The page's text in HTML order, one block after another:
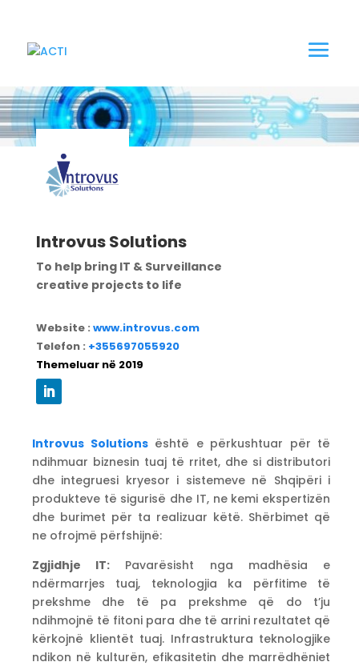
Introvus Solutions
To help bring IT & Surveillance
creative projects to life
Website : www.introvus.com
Telefon : +355697055920
Themeluar në 2019
Introvus Solutionsështë e përkushtuar për të
ndihmuar biznesin tuaj të rritet, dhe si distributori
dhe integruesi kryesor i sistemeve në Shqipëri i
produkteve të sigurisë dhe IT, ne kemi ekspertizën
dhe burimet për ta realizuar këtë. Shërbimet që
ne ofrojmë përfshijnë:
Zgjidhje IT: Pavarësisht nga madhësia e
ndërmarrjes tuaj, teknologjia ka përfitime të
prekshme dhe të pa prekshme që do t’ju
ndihmojnë të fitoni para dhe të arrini rezultatet që
kërkojnë klientët tuaj. Infrastruktura teknologjike
ndikon në kulturën, efikasitetin dhe marrëdhëniet